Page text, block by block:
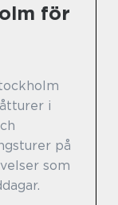
för
i
på
som